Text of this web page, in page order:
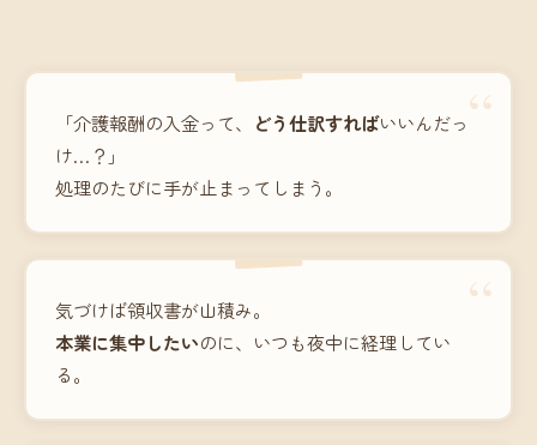
“
「介護報酬の入金って、 どう仕訳すればいいんだっ
け…？」
処理のたびに手が止まってしまう。
“
気づけば領収書が山積み。
本業に集中したいのに、いつも夜中に経理してい
る。